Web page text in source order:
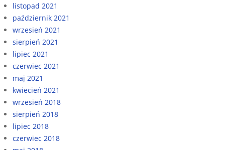
listopad 2021
październik 2021
wrzesień 2021
sierpień 2021
lipiec 2021
czerwiec 2021
maj 2021
kwiecień 2021
wrzesień 2018
sierpień 2018
lipiec 2018
czerwiec 2018